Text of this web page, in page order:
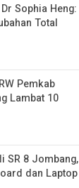
Sophia Heng:
Total
Pemkab
Lambat 10
SR 8 Jombang,
dan Laptop